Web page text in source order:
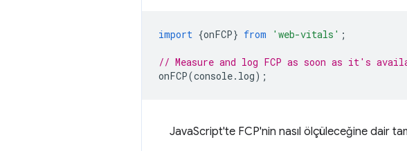
import {onFCP} from 'web-vitals' ;
// Measure and log FCP as soon as it's
onFCP(console. log);
JavaScript'te FCP'nin nasıl ölçüleceğine dair